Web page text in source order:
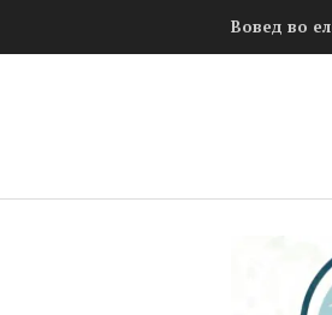
to
Вовед во